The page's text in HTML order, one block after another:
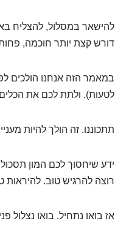
להישאר במסלול, להצליח
דורש קצת יותר חוכמה,
במאמר הזה אנחנו הולכים
לטעות). ולתת לכם את
תתכוננו. זה הולך להיות
ידע שיחסוך לכם המון
רוצה להרגיש טוב. להיראות
אז בואו נתחיל. בואו נצלול